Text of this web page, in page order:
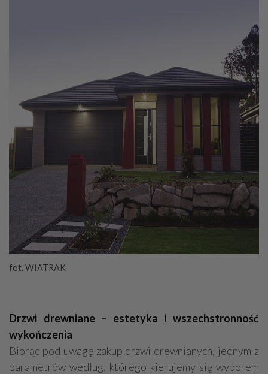
fot. WIATRAK
Drzwi drewniane – estetyka i wszechstronność
wykończenia
Biorąc pod uwagę zakup drzwi drewnianych, jednym z
parametrów według, którego kierujemy się wyborem